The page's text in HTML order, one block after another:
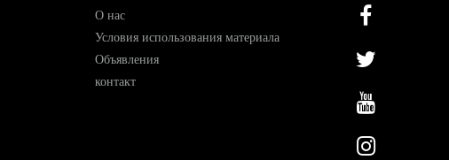
О нас
Условия использования материала
Объявления
контакт